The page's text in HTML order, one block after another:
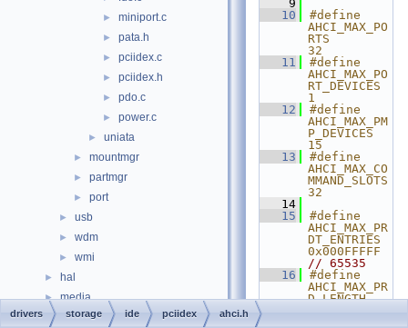
► miniport.c
► pata.h
► pciidex.c
► pciidex.h
► pdo.c
► power.c
► uniata
► mountmgr
► partmgr
► port
► usb
► wdm
► wmi
► hal
► media
► modules
    9
   10
#define
AHCI_MAX_PO
RTS
32
   11
#define
AHCI_MAX_PO
RT_DEVICES
1
   12
#define
AHCI_MAX_PM
P_DEVICES
15
   13
#define
AHCI_MAX_CO
MMAND_SLOTS
32
   14
   15
#define
AHCI_MAX_PR
DT_ENTRIES
// 65535
   16
#define
AHCI_MAX_PR
D_LENGTH
drivers storage ide pciidex ahci.h